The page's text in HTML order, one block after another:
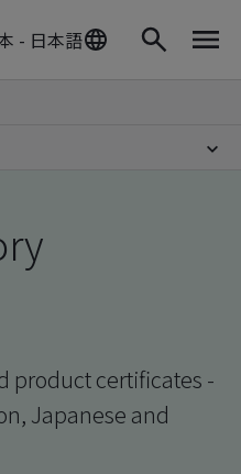
- 日本語
product certificates -
Japanese and